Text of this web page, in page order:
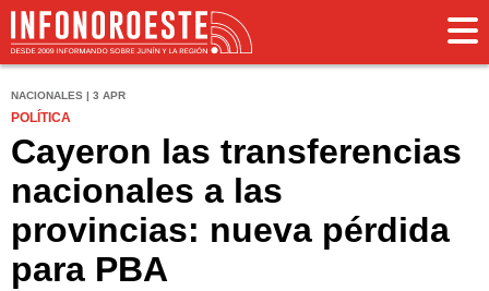
NACIONALES | 3 APR
POLÍTICA
Cayeron las transferencias
nacionales a las
provincias: nueva pérdida
para PBA